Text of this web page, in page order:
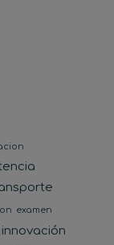
examen
innovación